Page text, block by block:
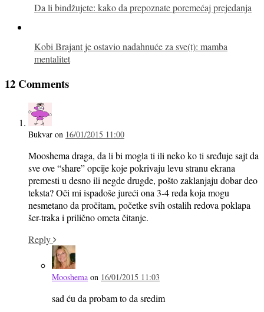
Da li bindžujete: kako da prepoznate poremećaj prejedanja
Kobi Brajant je ostavio nadahnuće za sve(t): mamba
mentalitet
12 Comments
Bukvar on 16/01/2015 11:00
Mooshema draga, da li bi mogla ti ili neko ko ti sređuje sajt da
sve ove “share” opcije koje pokrivaju levu stranu ekrana
premesti u desno ili negde drugde, pošto zaklanjaju dobar deo
teksta? Oči mi ispadoše jureći ona 3-4 reda koja mogu
nesmetano da pročitam, početke svih ostalih redova poklapa
šer-traka i prilično ometa čitanje.
Reply
Mooshema on 16/01/2015 11:03
sad ću da probam to da sredim